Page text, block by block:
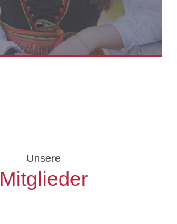
Unsere
Mitglieder